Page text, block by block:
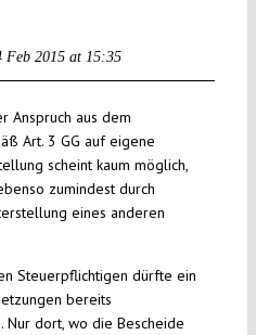
Feb 2015 at 15:35
Anspruch aus dem
Art. 3 GG auf eigene
scheint kaum möglich,
zumindest durch
eines anderen
Steuerpflichtigen dürfte ein
bereits
Nur dort, wo die Bescheide